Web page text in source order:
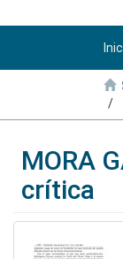
MORA
crítica